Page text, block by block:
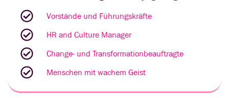
Vorstände und Führungskräfte
HR and Culture Manager
Change- und Transformationbeauftragte
Menschen mit wachem Geist